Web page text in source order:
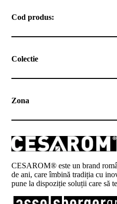
Cod produs:
Colectie
Zona
CESAROM® este un brand
de ani, care îmbină tradiția cu
pune la dispoziție soluții care să